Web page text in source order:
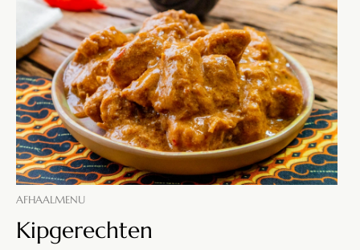
AFHAALMENU
Kipgerechten